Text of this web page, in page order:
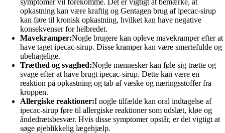
opkastning kan være kraftig og Gentagen brug af ipecac-sirup
kan føre til kronisk opkastning, hvilket kan have negative
konsekvenser for helbredet.
Mavekramper:Nogle brugere kan opleve mavekramper efter at
have taget ipecac-sirup. Disse kramper kan være smertefulde og
ubehagelige.
Træthed og svaghed:Nogle mennesker kan føle sig trætte og
svage efter at have brugt ipecac-sirup. Dette kan være en
reaktion på opkastning og tab af væske og næringsstoffer fra
kroppen.
Allergiske reaktioner:I nogle tilfælde kan oral indtagelse af
ipecac-sirup føre til allergiske reaktioner som udslæt, kløe og
åndedrætsbesvær. Hvis disse symptomer opstår, er det vigtigt at
søge øjeblikkelig lægehjælp.